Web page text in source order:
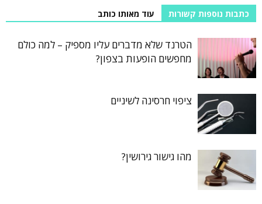
כתבות נוספות קשורות עוד מאותו כותב
הטרנד שלא מדברים עליו מספיק – למה כולם
מחפשים הופעות בצפון?
ציפוי חרסינה לשיניים
מהו גישור גירושין?